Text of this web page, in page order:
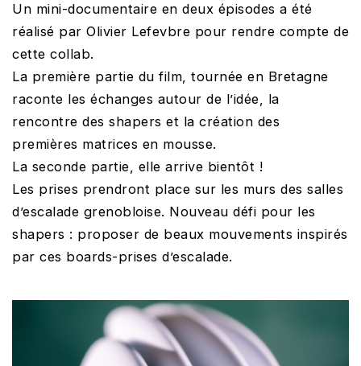
Un mini-documentaire en deux épisodes a été
réalisé par Olivier Lefevbre pour rendre compte de
cette collab.
La première partie du film, tournée en Bretagne
raconte les échanges autour de l’idée, la
rencontre des shapers et la création des
premières matrices en mousse.
La seconde partie, elle arrive bientôt !
Les prises prendront place sur les murs des salles
d’escalade grenobloise. Nouveau défi pour les
shapers : proposer de beaux mouvements inspirés
par ces boards-prises d’escalade.